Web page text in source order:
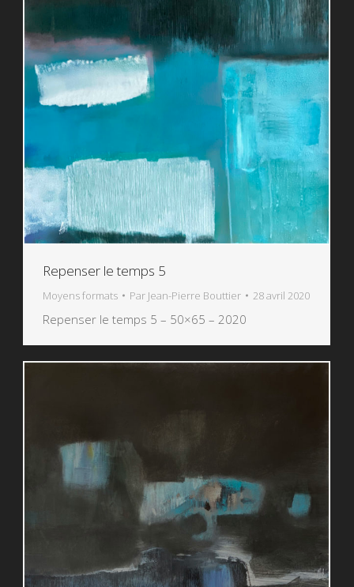
Repenser le temps 5
Moyens formats Par Jean-Pierre Bouttier 28 avril 2020
Repenser le temps 5 – 50×65 – 2020